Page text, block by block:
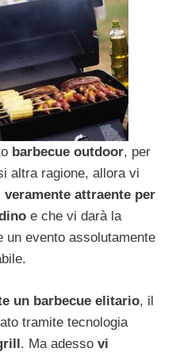
barbecue outdoor, per
altra ragione, allora vi
veramente attraente per
e che vi darà la
un evento assolutamente
un barbecue elitario, il
tramite tecnologia
. Ma adesso vi